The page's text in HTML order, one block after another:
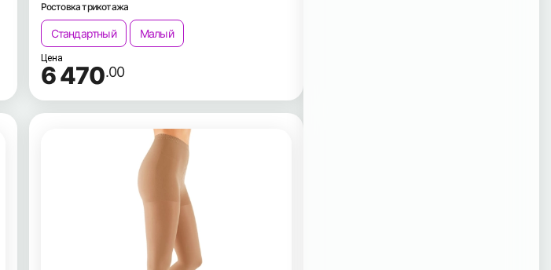
Ростовка трикотажа
Стандартный Малый
Цена
6 470.00